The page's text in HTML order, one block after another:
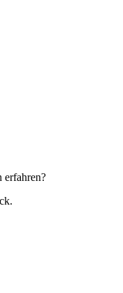
erfahren?